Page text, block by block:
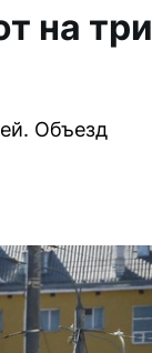
на три
Объезд